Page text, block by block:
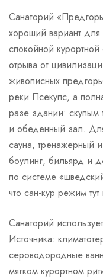
Санаторий
хороший вариант для
спокойной
отрыва от
живописных
реки Псекупс, а
разе здании:
и обеденный зал.
сауна, тренажерный
боулинг, бильярд и
по системе
что сан-кур режим
Санаторий
Источника:
сероводородные
мягком курортном